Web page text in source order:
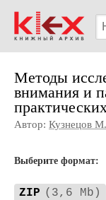
Методы
внимания и
Автор: Кузнецов
Выберите формат:
ZIP (3,6 Mb)